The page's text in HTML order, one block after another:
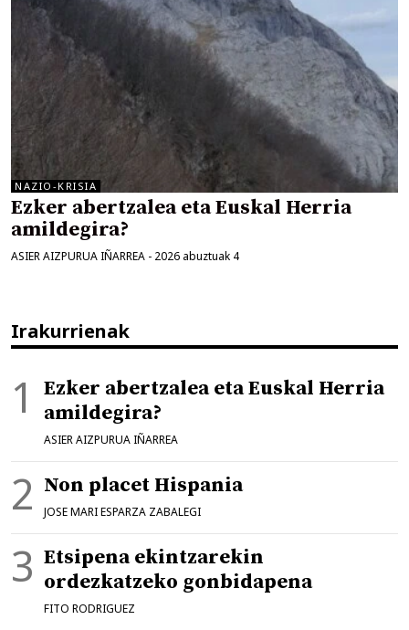
NAZIO-KRISIA
Ezker abertzalea eta Euskal Herria
amildegira?
ASIER AIZPURUA IÑARREA - 2026 abuztuak 4
Irakurrienak
Ezker abertzalea eta Euskal Herria
amildegira?
ASIER AIZPURUA IÑARREA
Non placet Hispania
JOSE MARI ESPARZA ZABALEGI
Etsipena ekintzarekin
ordezkatzeko gonbidapena
FITO RODRIGUEZ